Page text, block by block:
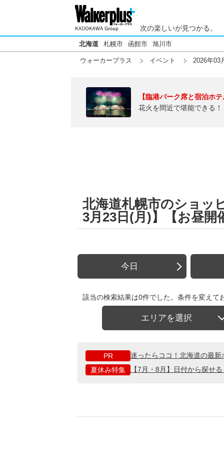
次の楽しいが見つかる。
北海道 札幌市 函館市 旭川市
ウォーカープラス イベント 2026年03
【臨港パーク席と宿泊ホ
花火を間近で堪能できる
北海道札幌市のショッ
3月23日(月)】【お昼開
今日
該当の検索結果は0件でした。条件を変えて
エリアを選択
PR
迷ったらココ！北海道の最
夏休み特集
【7月・8月】日付から探せ